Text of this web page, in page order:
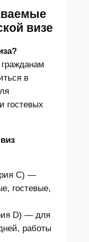
визе
в
гостевых
C) —
гостевые,
D) — для
работы